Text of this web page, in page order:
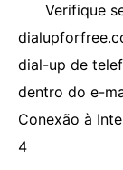
Verifique
dial-up de
dentro do e-
Conexão à
4